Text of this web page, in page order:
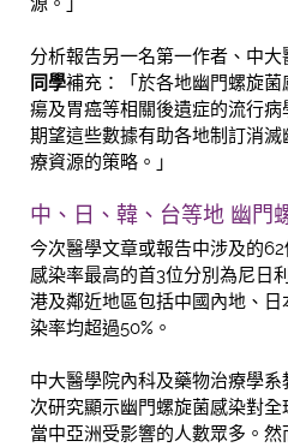
分析報告另一名第一作者、中
同學補充：「於各地幽門螺旋
瘍及胃癌等相關後遺症的流行
期望這些數據有助各地制訂消
療資源的策略。」
中、日、韓、台等地 幽門
今次醫學文章或報告中涉及的
感染率最高的首3位分別為尼日
港及鄰近地區包括中國內地、
染率均超過50%。
中大醫學院內科及藥物治療學系
次研究顯示幽門螺旋菌感染對全
當中亞洲受影響的人數眾多。